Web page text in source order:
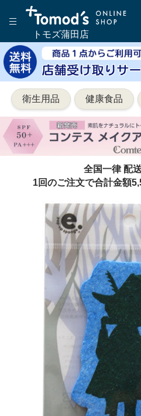
トモズ蒲田店
衛生用品 健康食品
全国一律 配
1回のご注文で合計金額